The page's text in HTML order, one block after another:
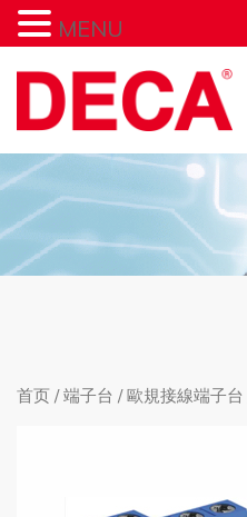
首页 /端子台 /歐規接線端子台
MENU